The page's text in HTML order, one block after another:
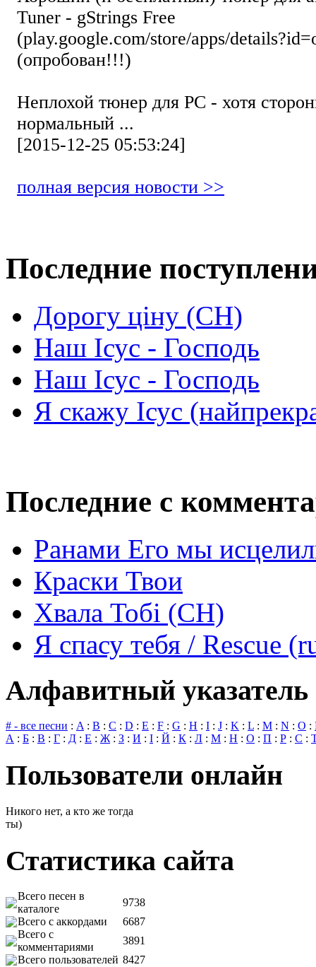
Tuner - gStrings Free
(play.google.com/store/apps/
(опробован!!!)
Неплохой тюнер для РС - хотя
нормальный ...
[2015-12-25 05:53:24]
полная версия новости >>
Последние
Дорогу ціну (СН)
Наш Ісус - Господь
Наш Ісус - Господь
Я скажу Ісус
Последние с
Ранами Его мы
Краски Твои
Хвала Тобі (СН)
Я спасу тебя / Rescue
Алфавитный указатель
# - все песни : A : B : C : D : E : F : G : H : I : J : K : L : M : N : O :
А : Б : В : Г : Д : Е : Ж : З : И : І : Й : К : Л : М : Н : О : П : Р : С :
Пользователи онлайн
Никого нет, а кто же тогда
ты)
Статистика сайта
Всего песен в
каталоге
9738
Всего с аккордами
6687
Всего с
комментариями
3891
Всего пользователей 8427